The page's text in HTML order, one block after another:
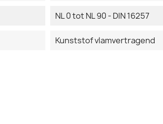
NL 0 tot NL 90 - DIN 16257
Kunststof vlamvertragend